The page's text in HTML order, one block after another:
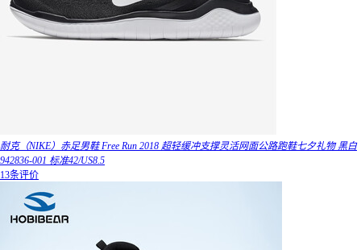
耐克（NIKE）赤足男鞋 Free Run 2018 超轻缓冲支撑灵活网面公路跑鞋七夕礼物 黑白
942836-001 标准42/US8.5
13条评价